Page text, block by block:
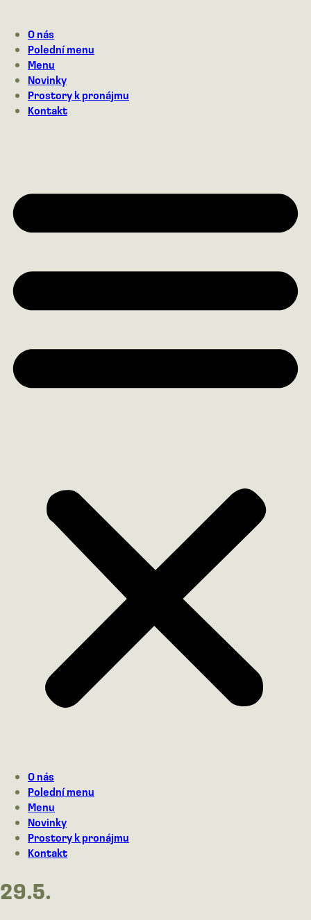
obsahO nás
Polední menu
Menu
Novinky
Prostory k pronájmu
Kontakt
O nás
Polední menu
Menu
Novinky
Prostory k pronájmu
Kontakt
29.5.